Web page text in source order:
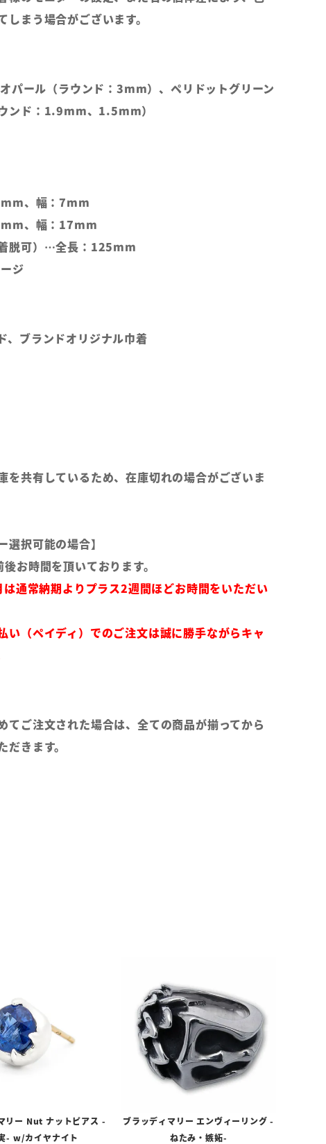
しまう場合がございます。
パール（ラウンド：3mm）、ペリドットグリーン
ンド：1.9mm、1.5mm）
、幅：7mm
、幅：17mm
脱可）…全長：125mm
ジ
、ブランドオリジナル巾着
を共有しているため、在庫切れの場合がございま
選択可能の場合】
お時間を頂いております。
通常納期よりプラス2週間ほどお時間をいただい
い（ペイディ）でのご注文は誠に勝手ながらキャ
てご注文された場合は、全ての商品が揃ってから
きます。
リー Nut ナットピアス -
- w/カイヤナイト
ブラッディマリー エンヴィーリング -
ねたみ・嫉妬-